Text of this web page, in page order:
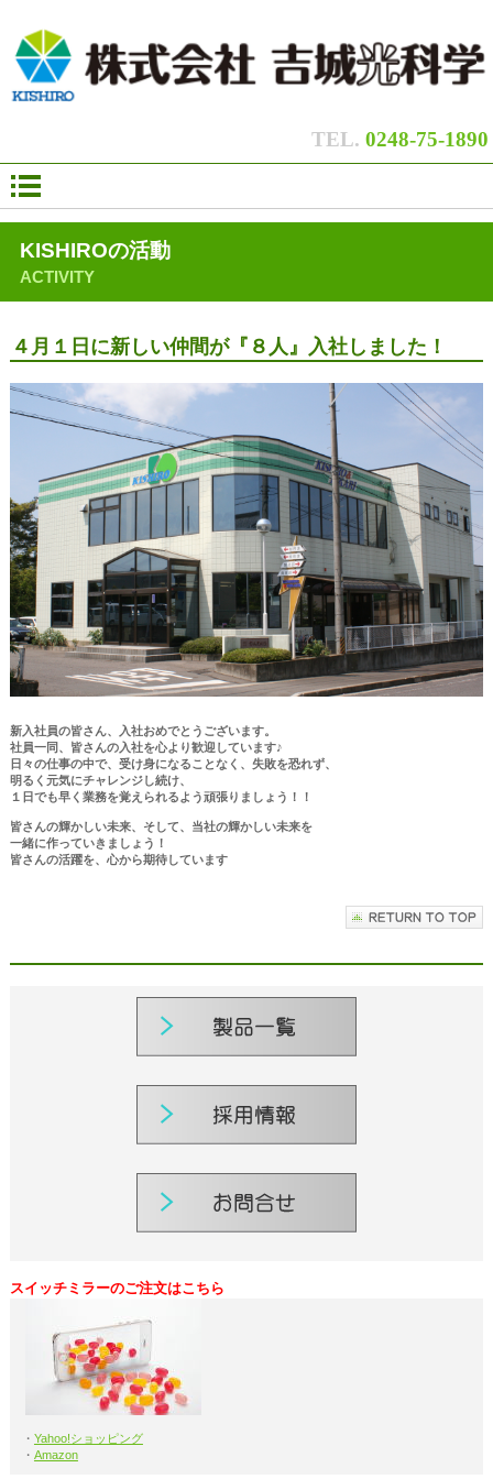
TEL. 0248-75-1890
KISHIROの活動
ACTIVITY
４月１日に新しい仲間が『８人』入社しました！
新入社員の皆さん、入社おめでとうございます。
社員一同、皆さんの入社を心より歓迎しています♪
日々の仕事の中で、受け身になることなく、失敗を恐れず、
明るく元気にチャレンジし続け、
１日でも早く業務を覚えられるよう頑張りましょう！！
皆さんの輝かしい未来、そして、当社の輝かしい未来を
一緒に作っていきましょう！
皆さんの活躍を、心から期待しています
スイッチミラーのご注文はこちら
・ Yahoo!ショッピング
・ Amazon